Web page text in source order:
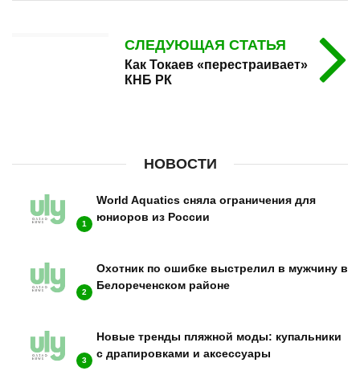
СЛЕДУЮЩАЯ СТАТЬЯ
Как Токаев «перестраивает»
КНБ РК
НОВОСТИ
1
World Aquatics сняла ограничения для
юниоров из России
2
Охотник по ошибке выстрелил в мужчину в
Белореченском районе
3
Новые тренды пляжной моды: купальники
с драпировками и аксессуары